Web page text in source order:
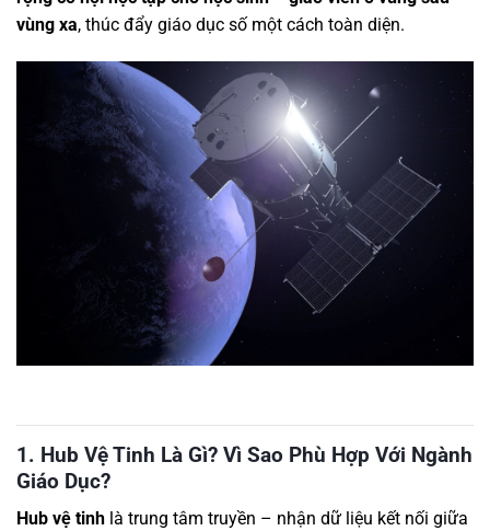
vùng xa, thúc đẩy giáo dục số một cách toàn diện.
1. Hub Vệ Tinh Là Gì? Vì Sao Phù Hợp Với Ngành
Giáo Dục?
Hub vệ tinh là trung tâm truyền – nhận dữ liệu kết nối giữa